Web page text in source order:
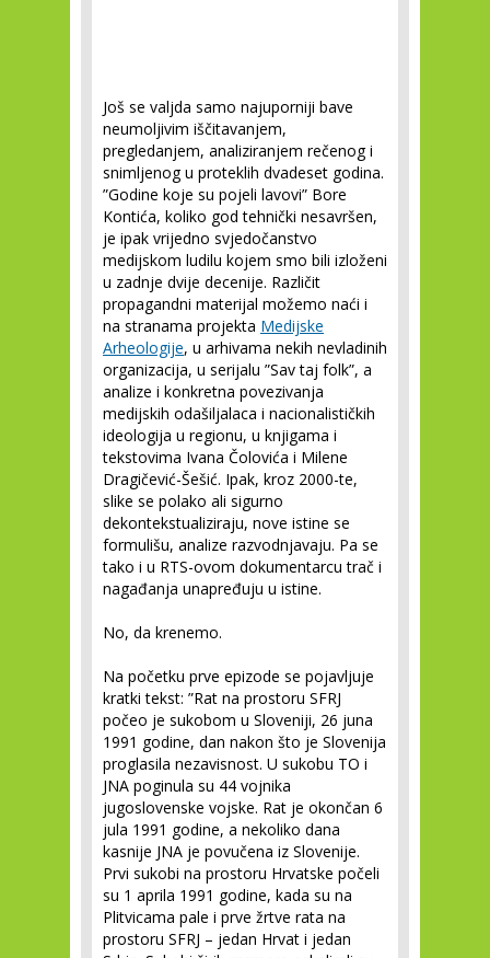
Još se valjda samo najuporniji bave
neumoljivim iščitavanjem,
pregledanjem, analiziranjem rečenog i
snimljenog u proteklih dvadeset godina.
”Godine koje su pojeli lavovi” Bore
Kontića, koliko god tehnički nesavršen,
je ipak vrijedno svjedočanstvo
medijskom ludilu kojem smo bili izloženi
u zadnje dvije decenije. Različit
propagandni materijal možemo naći i
na stranama projekta Medijske
Arheologije, u arhivama nekih nevladinih
organizacija, u serijalu ”Sav taj folk”, a
analize i konkretna povezivanja
medijskih odašiljalaca i nacionalističkih
ideologija u regionu, u knjigama i
tekstovima Ivana Čolovića i Milene
Dragičević-Šešić. Ipak, kroz 2000-te,
slike se polako ali sigurno
dekontekstualiziraju, nove istine se
formulišu, analize razvodnjavaju. Pa se
tako i u RTS-ovom dokumentarcu trač i
nagađanja unapređuju u istine.
No, da krenemo.
Na početku prve epizode se pojavljuje
kratki tekst: ”Rat na prostoru SFRJ
počeo je sukobom u Sloveniji, 26 juna
1991 godine, dan nakon što je Slovenija
proglasila nezavisnost. U sukobu TO i
JNA poginula su 44 vojnika
jugoslovenske vojske. Rat je okončan 6
jula 1991 godine, a nekoliko dana
kasnije JNA je povučena iz Slovenije.
Prvi sukobi na prostoru Hrvatske počeli
su 1 aprila 1991 godine, kada su na
Plitvicama pale i prve žrtve rata na
prostoru SFRJ – jedan Hrvat i jedan